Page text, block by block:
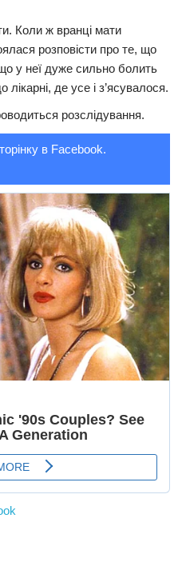
Коли ж вранці мати
розповісти про те, що
у неї дуже сильно болить
лікарні, де усе і з’ясувалося.
розслідування.
в Facebook.